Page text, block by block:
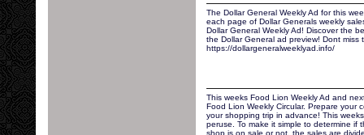
The Dollar General Weekly Ad for this
each page of Dollar Generals weekly
Dollar General Weekly Ad! Discover the
the Dollar General ad preview! Dont miss
https://dollargeneralweeklyad.info/
This weeks Food Lion Weekly Ad and
Food Lion Weekly Circular. Prepare your
your shopping trip in advance! This
peruse. To make it simple to determine if
shop is on sale or not, the sales are